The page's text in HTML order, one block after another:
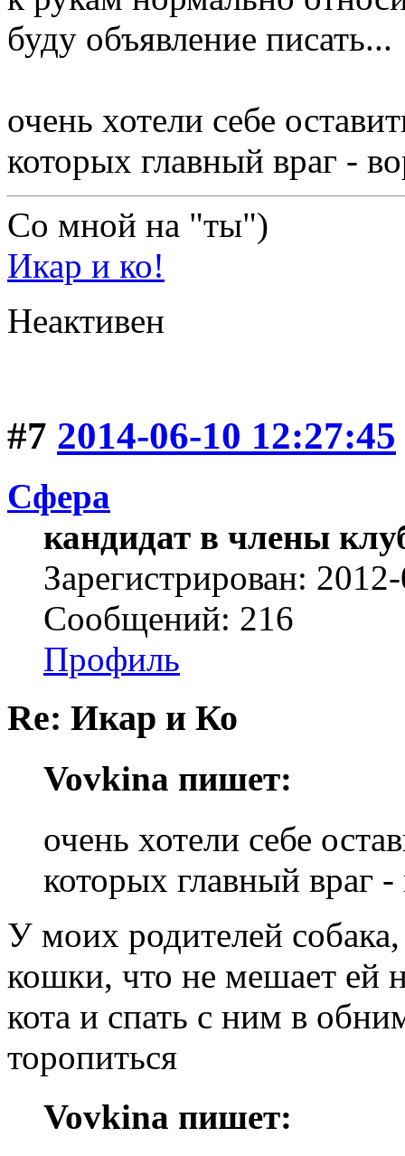
буду объявление писать...
очень хотели себе
которых главный враг -
Со мной на "ты")
Икар и ко!
Неактивен
#7 2014-06-10 12:27:45
Сфера
кандидат в члены
Зарегистрирован:
Сообщений: 216
Профиль
Re: Икар и Ко
Vovkina пишет:
очень хотели себе
которых главный враг
У моих родителей
кошки, что не мешает ей
кота и спать с ним в
торопиться
Vovkina пишет: